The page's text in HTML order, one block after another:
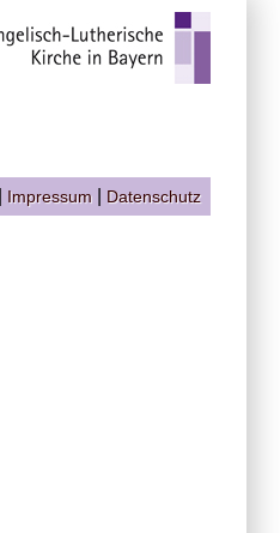
Impressum Datenschutz